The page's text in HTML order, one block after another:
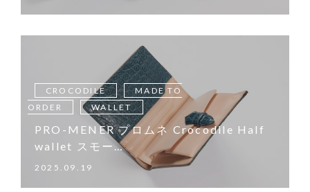
CROCODILE
MADE TO
ORDER
WALLET
PRO-MENER プロムネ Crocodile Half
wallet スモー…
2025.09.19